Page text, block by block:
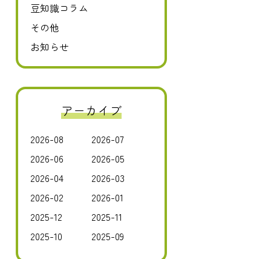
豆知識コラム
その他
お知らせ
アーカイブ
2026-08
2026-07
2026-06
2026-05
2026-04
2026-03
2026-02
2026-01
2025-12
2025-11
2025-10
2025-09